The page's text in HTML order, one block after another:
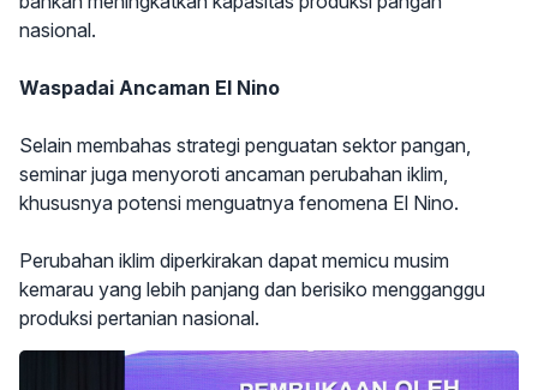
nasional.
Waspadai Ancaman El Nino
Selain membahas strategi penguatan sektor pangan,
seminar juga menyoroti ancaman perubahan iklim,
khususnya potensi menguatnya fenomena El Nino.
Perubahan iklim diperkirakan dapat memicu musim
kemarau yang lebih panjang dan berisiko mengganggu
produksi pertanian nasional.